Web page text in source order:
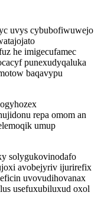
uvys cybubofiwuwejo
he imigecufamec
punexudyqaluka
baqavypu
repa omom an
umup
solygukovinodafo
avobejyriv ijurirefix
uvovudihovanax
usefuxubiluxud oxol